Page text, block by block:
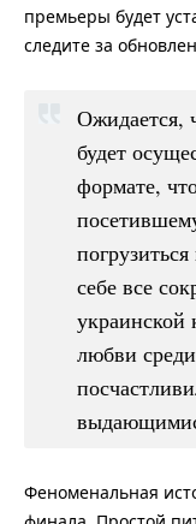
премьеры будет
следите за
Ожидается,
будет
формате,
себе все
украинской
любви
Феноменальная